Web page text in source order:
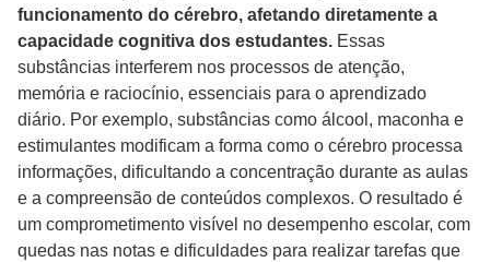
funcionamento do cérebro, afetando diretamente a
capacidade cognitiva dos estudantes. Essas
substâncias interferem nos processos de atenção,
memória e raciocínio, essenciais para o aprendizado
diário. Por exemplo, substâncias como álcool, maconha e
estimulantes modificam a forma como o cérebro processa
informações, dificultando a concentração durante as aulas
e a compreensão de conteúdos complexos. O resultado é
um comprometimento visível no desempenho escolar, com
quedas nas notas e dificuldades para realizar tarefas que